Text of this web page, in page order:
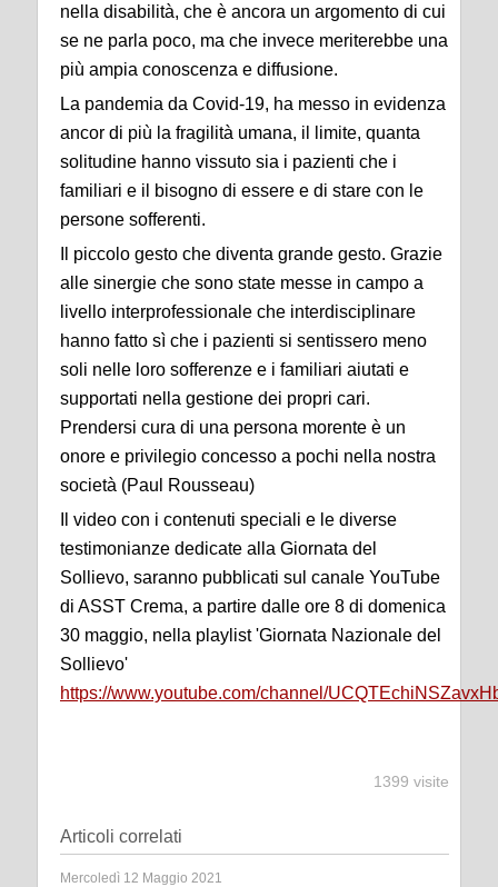
nella disabilità, che è ancora un argomento di cui
se ne parla poco, ma che invece meriterebbe una
più ampia conoscenza e diffusione.
La pandemia da Covid-19, ha messo in evidenza
ancor di più la fragilità umana, il limite, quanta
solitudine hanno vissuto sia i pazienti che i
familiari e il bisogno di essere e di stare con le
persone sofferenti.
Il piccolo gesto che diventa grande gesto. Grazie
alle sinergie che sono state messe in campo a
livello interprofessionale che interdisciplinare
hanno fatto sì che i pazienti si sentissero meno
soli nelle loro sofferenze e i familiari aiutati e
supportati nella gestione dei propri cari.
Prendersi cura di una persona morente è un
onore e privilegio concesso a pochi nella nostra
società (Paul Rousseau)
Il video con i contenuti speciali e le diverse
testimonianze dedicate alla Giornata del
Sollievo, saranno pubblicati sul canale YouTube
di ASST Crema, a partire dalle ore 8 di domenica
30 maggio, nella playlist 'Giornata Nazionale del
Sollievo'
https://www.youtube.com/channel/
1399 visite
Articoli correlati
Mercoledì 12 Maggio 2021